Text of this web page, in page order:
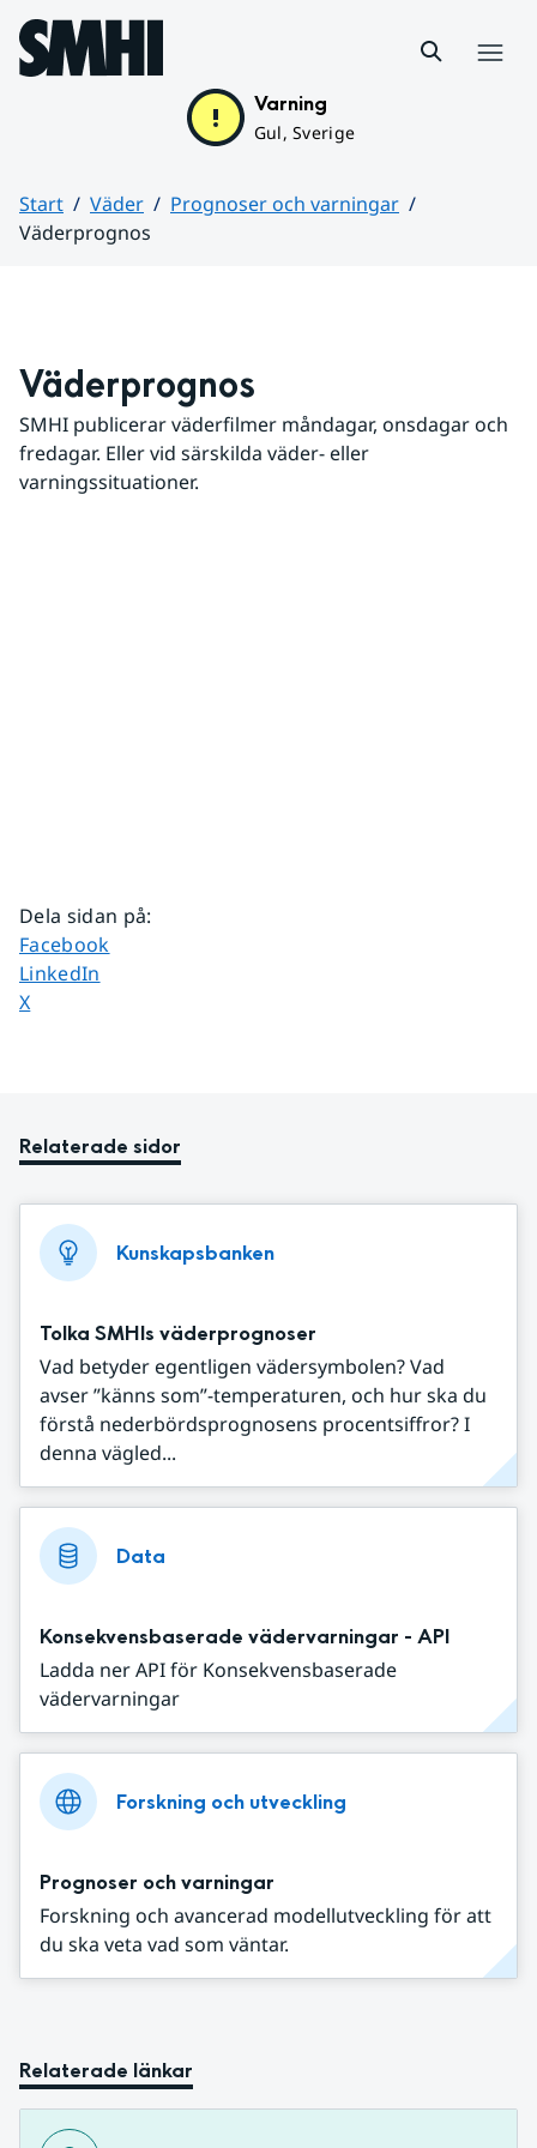
Hoppa till sidans innehåll
Varning
Gul, Sverige
Start Väder
Prognoser och varningar
Väderprognos
Väderprognos
SMHI publicerar väderfilmer måndagar, onsdagar och
fredagar. Eller vid särskilda väder- eller
varningssituationer.
Dela sidan på:
Dela sidan på
Facebook
Dela sidan på
LinkedIn
Dela sidan på
X
Relaterade sidor
Kunskapsbanken
Tolka SMHIs väderprognoser
Vad betyder egentligen vädersymbolen? Vad
avser ”känns som”-temperaturen, och hur ska du
förstå nederbördsprognosens procentsiffror? I
denna vägled...
Data
Konsekvensbaserade vädervarningar - API
Ladda ner API för Konsekvensbaserade
vädervarningar
Forskning och utveckling
Prognoser och varningar
Forskning och avancerad modellutveckling för att
du ska veta vad som väntar.
Relaterade länkar